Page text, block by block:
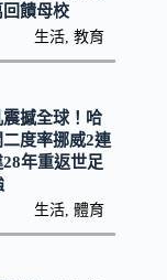
饋母校
生活 ,教育
撼全球！哈
度率挪威2連
年重返世足
生活 ,體育